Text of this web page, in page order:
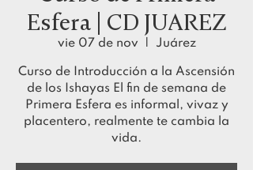
Esfera | CD JUAREZ
vie 07 de nov Juárez
Curso de Introducción a la Ascensión
de los Ishayas El fin de semana de
Primera Esfera es informal, vivaz y
placentero, realmente te cambia la
vida.